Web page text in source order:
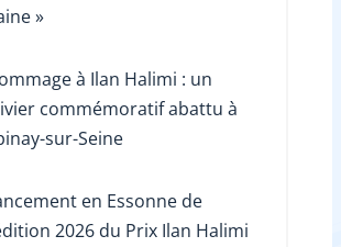
»
à Ilan Halimi : un
commémoratif abattu à
sur-Seine
en Essonne de
2026 du Prix Ilan Halimi